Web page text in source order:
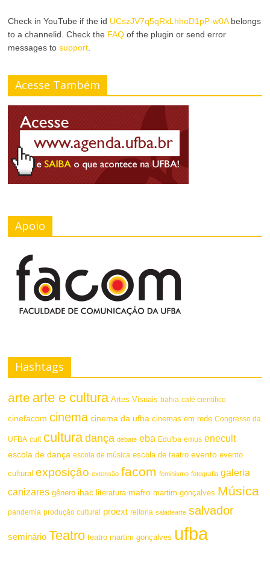
Check in YouTube if the id UCszJV7q5qRxLhhoD1pP-w0Abelongs
to a channelid. Check the FAQ of the plugin or send error
messages tosupport
Acesse Também
Apoio
Hashtags
arte arte e cultura Artes Visuais bahia café científico
cinefacom cinema cinema da ufba cinemas em rede Congresso da
UFBA cult cultura dança debate eba Edufba emus enecult
escola de dança escola de música escola de teatro evento evento
cultural exposição extensão facom feminismo fotografia galeria
canizares gênero ihac literatura mafro martim gonçalves Música
pandemia produção cultural proext reitoria saladearte salvador
seminário Teatro teatro martim gonçalves ufba